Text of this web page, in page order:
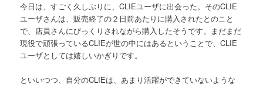
今日は、すごく久しぶりに、CLIEユーザに出会った。そのCLIE
ユーザさんは、販売終了の２日前あたりに購入されたとのこと
で、店員さんにびっくりされながら購入したそうです。まだまだ
現役で頑張っているCLIEが世の中にはあるということで、CLIE
ユーザとしては嬉しいかぎりです。
といいつつ、自分のCLIEは、あまり活躍ができていないような